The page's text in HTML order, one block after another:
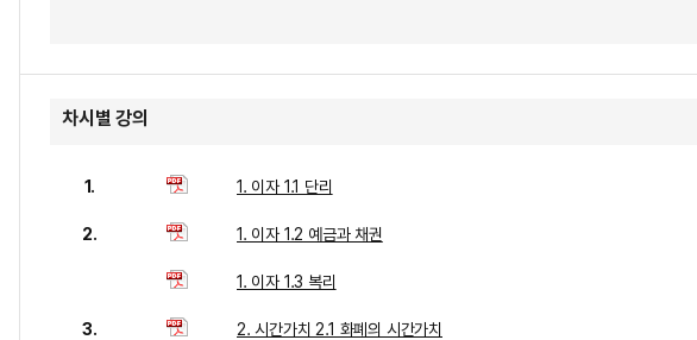
차시별 강의
1. 1. 이자 1.1 단리
2. 1. 이자 1.2 예금과 채권
1. 이자 1.3 복리
3. 2. 시간가치 2.1 화폐의 시간가치